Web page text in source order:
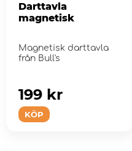
Darttavla
magnetisk
Magnetisk darttavla
från Bull's
KÖP
199 kr